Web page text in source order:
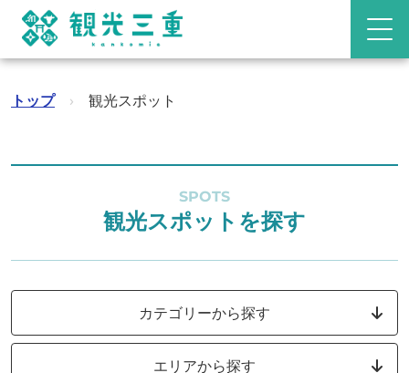
トップ › 観光スポット
SPOTS
観光スポットを探す
カテゴリーから探す
エリアから探す